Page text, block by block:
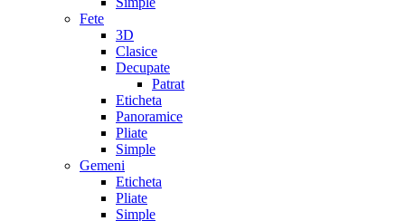
Fete
3D
Clasice
Decupate
Patrat
Eticheta
Panoramice
Pliate
Simple
Gemeni
Eticheta
Pliate
Simple